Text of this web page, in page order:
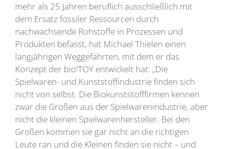
mehr als 25 Jahren beruflich ausschließlich mit
dem Ersatz fossiler Ressourcen durch
nachwachsende Rohstoffe in Prozessen und
Produkten befasst, hat Michael Thielen einen
langjährigen Weggefährten, mit dem er das
Konzept der bio!TOY entwickelt hat: „Die
Spielwaren- und Kunststoffindustrie finden sich
nicht von selbst. Die Biokunststofffirmen kennen
zwar die Großen aus der Spielwarenindustrie, aber
nicht die kleinen Spielwarenhersteller. Bei den
Großen kommen sie gar nicht an die richtigen
Leute ran und die Kleinen finden sie nicht – und